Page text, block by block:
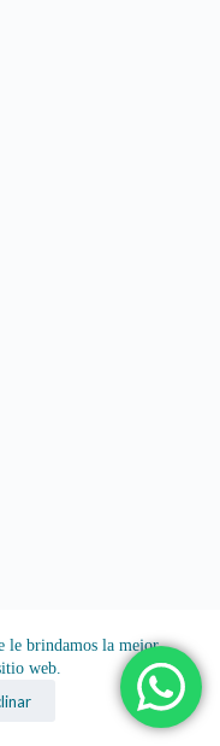
le brindamos la mejor
web.